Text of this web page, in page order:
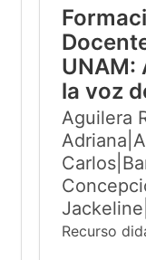
UNAM:
la voz
Aguilera
Recurso